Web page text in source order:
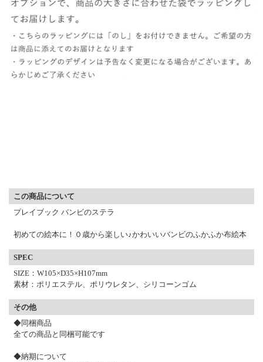
この商品について
プレイブック バンビのステラ
初めての絵本に！０歳から楽しい♪かわいいバンビのふかふか布絵本
SPEC
SIZE：W105×D35×H107mm
素材：ポリエステル、ポリウレタン、シリコーンゴム
その他
◆同梱商品
全ての商品と同梱可能です
◆納期について